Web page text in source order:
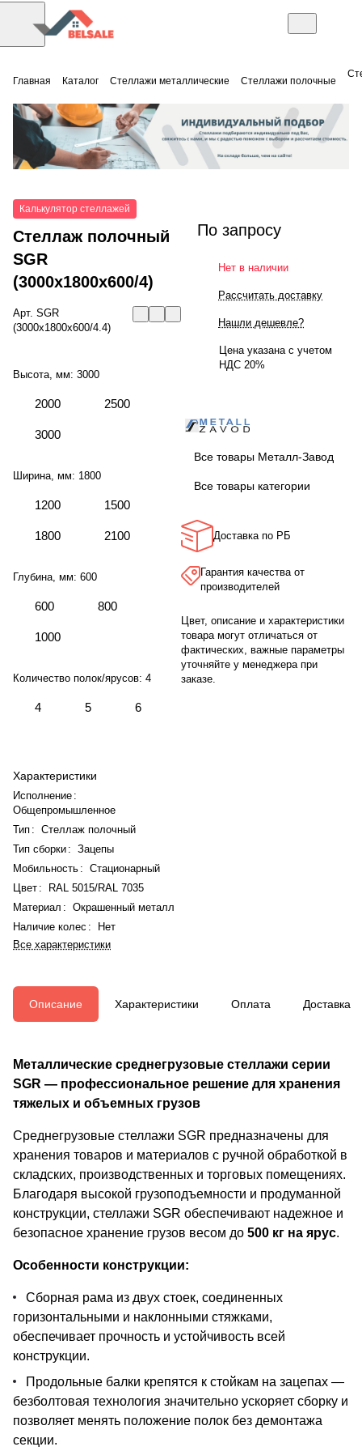
Главная Каталог Стеллажи металлические Стеллажи полочные
Калькулятор стеллажей
Стеллаж полочный
SGR
(3000x1800x600/4)
Арт. SGR
(3000x1800x600/4.4)
Высота, мм: 3000
2000 2500
3000
Ширина, мм: 1800
1200 1500
1800 2100
Глубина, мм: 600
600 800
1000
Количество полок/ярусов: 4
4 5 6
Характеристики
Исполнение :
Общепромышленное
Тип : Стеллаж полочный
Тип сборки: Зацепы
Мобильность : Стационарный
Цвет :
RAL 5015/RAL 7035
Материал : Окрашенный металл
Наличие колес :
Нет
Все характеристики
По запросу
Нет в наличии
Рассчитать доставку
Нашли дешевле?
Цена указана с учетом
НДС 20%
Все товары Металл-Завод
Все товары категории
Доставка по РБ
Гарантия качества от
производителей
Цвет, описание и характеристики
товара могут отличаться от
фактических, важные параметры
уточняйте у менеджера при
заказе.
Описание Характеристики Оплата Доставка
Металлические среднегрузовые стеллажи серии
SGR — профессиональное решение для хранения
тяжелых и объемных грузов
Среднегрузовые стеллажи SGR предназначены для
хранения товаров и материалов с ручной обработкой в
складских, производственных и торговых помещениях.
Благодаря высокой грузоподъемности и продуманной
конструкции, стеллажи SGR обеспечивают надежное и
безопасное хранение грузов весом до 500 кг на ярус.
Особенности конструкции:
Сборная рама из двух стоек, соединенных
горизонтальными и наклонными стяжками,
обеспечивает прочность и устойчивость всей
конструкции.
Продольные балки крепятся к стойкам на зацепах —
безболтовая технология значительно ускоряет сборку и
позволяет менять положение полок без демонтажа
секции.